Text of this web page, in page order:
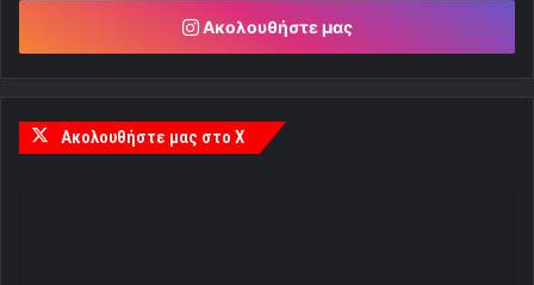
Ακολουθήστε μας
Ακολουθήστε μας στο X